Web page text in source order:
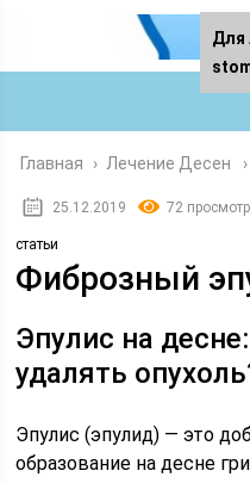
Главная › Лечение Десен
25.12.2019 72
статьи
Фиброзный
Эпулис на
удалять
Эпулис (эпулид) — это
образование на десне
Для